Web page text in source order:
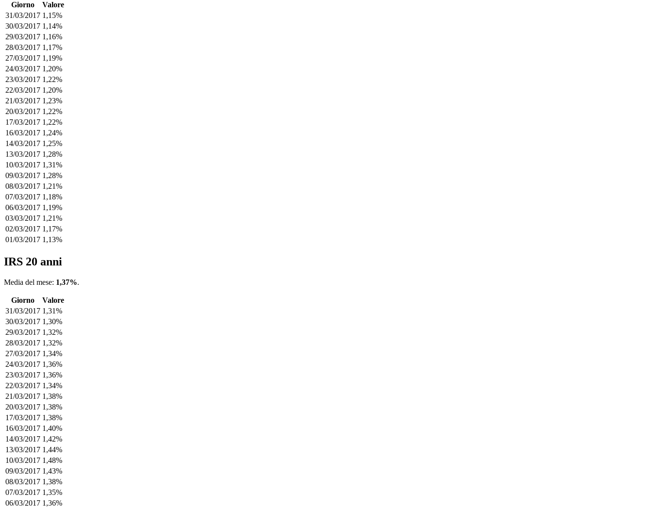
Giorno
Valore
31/03/2017 1,15%
30/03/2017 1,14%
29/03/2017 1,16%
28/03/2017 1,17%
27/03/2017 1,19%
24/03/2017 1,20%
23/03/2017 1,22%
22/03/2017 1,20%
21/03/2017 1,23%
20/03/2017 1,22%
17/03/2017 1,22%
16/03/2017 1,24%
14/03/2017 1,25%
13/03/2017 1,28%
10/03/2017 1,31%
09/03/2017 1,28%
08/03/2017 1,21%
07/03/2017 1,18%
06/03/2017 1,19%
03/03/2017 1,21%
02/03/2017 1,17%
01/03/2017 1,13%
IRS 20 anni
Media del mese: 1,37%.
Giorno
Valore
31/03/2017 1,31%
30/03/2017 1,30%
29/03/2017 1,32%
28/03/2017 1,32%
27/03/2017 1,34%
24/03/2017 1,36%
23/03/2017 1,36%
22/03/2017 1,34%
21/03/2017 1,38%
20/03/2017 1,38%
17/03/2017 1,38%
16/03/2017 1,40%
14/03/2017 1,42%
13/03/2017 1,44%
10/03/2017 1,48%
09/03/2017 1,43%
08/03/2017 1,38%
07/03/2017 1,35%
06/03/2017 1,36%